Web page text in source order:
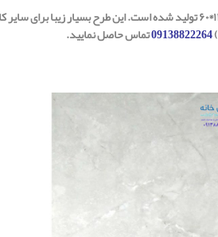
در سایز ۱۲۰*۶۰ تولید شده است. این طرح بسیار زیبا
)
09138822264تماس حاصل نمایید.